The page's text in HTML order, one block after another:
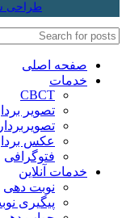
طراحی
صفحه اصلی
خدمات
CBCT
تصویر
عکس
فتوگرافی
خدمات آنلاین
نوبت دهی
پیگیری